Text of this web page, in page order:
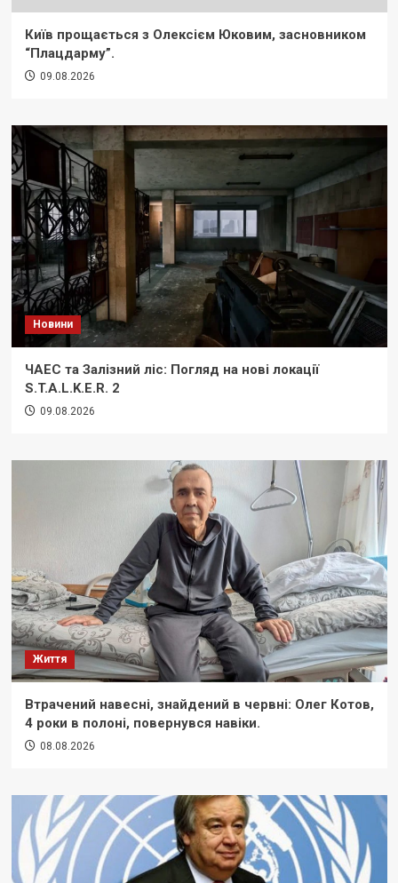
Київ прощається з Олексієм Юковим, засновником
“Плацдарму”.
09.08.2026
Новини
ЧАЕС та Залізний ліс: Погляд на нові локації
S.T.A.L.K.E.R. 2
09.08.2026
Життя
Втрачений навесні, знайдений в червні: Олег Котов,
4 роки в полоні, повернувся навіки.
08.08.2026